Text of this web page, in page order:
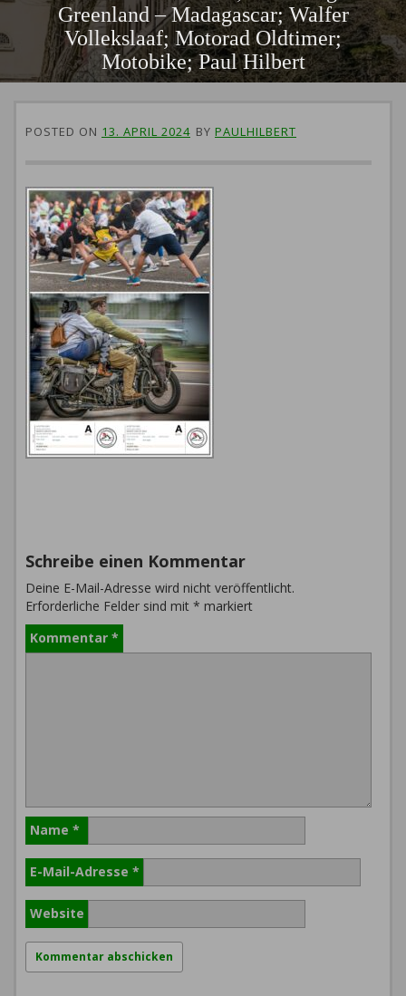
Greenland – Madagascar; Walfer
Vollekslaaf; Motorad Oldtimer;
Motobike; Paul Hilbert
POSTED ON 13. APRIL 2024 BY PAULHILBERT
Schreibe einen Kommentar
Deine E-Mail-Adresse wird nicht veröffentlicht.
Erforderliche Felder sind mit * markiert
Kommentar *
Name *
E-Mail-Adresse *
Website